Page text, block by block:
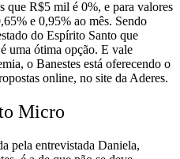
que R$5 mil é 0%, e para valores
e 0,95% ao mês. Sendo
do Espírito Santo que
uma ótima opção. E vale
o Banestes está oferecendo o
online, no site da Aderes.
Micro
pela entrevistada Daniela,